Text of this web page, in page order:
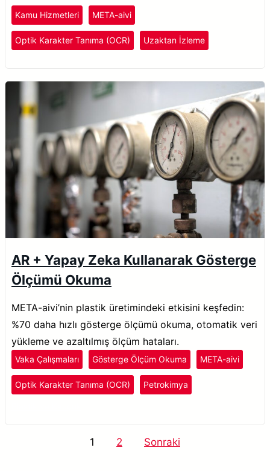
Kamu Hizmetleri META-aivi
Optik Karakter Tanıma (OCR) Uzaktan İzleme
AR + Yapay Zeka Kullanarak Gösterge
Ölçümü Okuma
META-aivi’nin plastik üretimindeki etkisini keşfedin:
%70 daha hızlı gösterge ölçümü okuma, otomatik veri
yükleme ve azaltılmış ölçüm hataları.
Vaka Çalışmaları Gösterge Ölçüm Okuma META-aivi
Optik Karakter Tanıma (OCR) Petrokimya
1 2 Sonraki